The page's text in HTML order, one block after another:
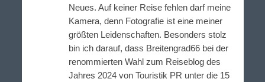
Neues. Auf keiner Reise fehlen darf meine
Kamera, denn Fotografie ist eine meiner
größten Leidenschaften. Besonders stolz
bin ich darauf, dass Breitengrad66 bei der
renommierten Wahl zum Reiseblog des
Jahres 2024 von Touristik PR unter die 15